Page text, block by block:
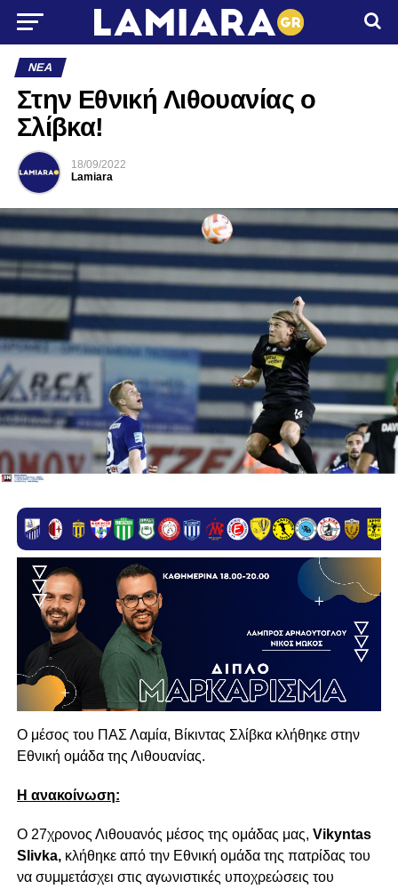
ΝΈΑ
Στην Εθνική Λιθουανίας ο
Σλίβκα!
18/09/2022
Lamiara
Ο μέσος του ΠΑΣ Λαμία, Βίκιντας Σλίβκα κλήθηκε στην
Εθνική ομάδα της Λιθουανίας.
Η ανακοίνωση:
Ο 27χρονος Λιθουανός μέσος της ομάδας μας, Vikyntas
Slivka,κλήθηκε από την Εθνική ομάδα της πατρίδας του
να συμμετάσχει στις αγωνιστικές υποχρεώσεις του